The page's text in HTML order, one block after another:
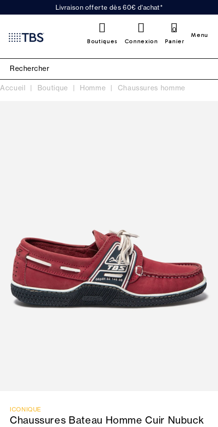
Livraison offerte dès 60€ d'achat*
Boutiques Connexion Panier
0
Menu
Accueil Boutique Homme Chaussures homme
ICONIQUE
Chaussures Bateau Homme Cuir Nubuck